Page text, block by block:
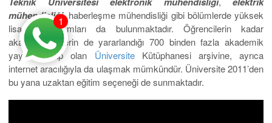
mühendisliği,haberleşme mühendisliği gibi bölümlerde yüksek
lisans programları da bulunmaktadır. Öğrencilerin kadar
akademisyenlerin de yararlandığı 700 binden fazla akademik
yayına sahip olan ÜniversiteKütüphanesi arşivine, ayrıca
internet aracılığıyla da ulaşmak mümkündür. Üniversite 2011’den
bu yana uzaktan eğitim seçeneği de sunmaktadır.
1